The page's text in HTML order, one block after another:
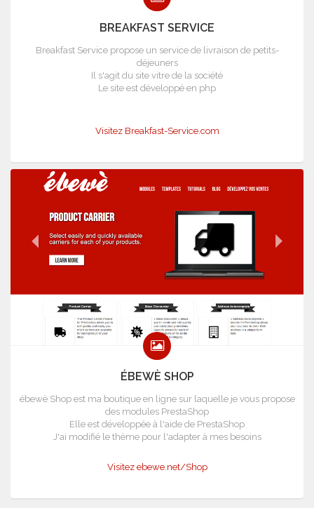
BREAKFAST SERVICE
Breakfast Service propose un service de livraison de petits-
déjeuners
Il s'agit du site vitre de la société
Le site est développé en php
Visitez Breakfast-Service.com
ÉBEWÈ SHOP
ébewè Shop est ma boutique en ligne sur laquelle je vous propose
des modules PrestaShop
Elle est développée à l'aide de PrestaShop
J'ai modifié le thème pour l'adapter à mes besoins
Visitez ebewe.net/Shop